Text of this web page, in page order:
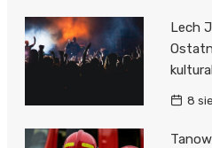
Publiczny
Zakład
Zdrowotnej
Publiczny
Lech
8